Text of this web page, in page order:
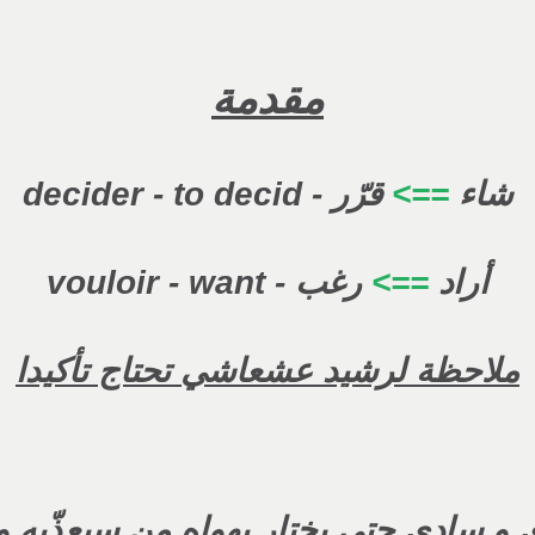
مقدمة
شاء ==>قرّر - decider - to decid
أراد ==>رغب - vouloir - want
ملاحظة لرشيد عشعاشي تحتاج تأكيدا